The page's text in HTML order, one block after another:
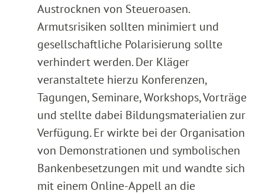
Austrocknen von Steueroasen.
Armutsrisiken sollten minimiert und
gesellschaftliche Polarisierung sollte
verhindert werden. Der Kläger
veranstaltete hierzu Konferenzen,
Tagungen, Seminare, Workshops, Vorträge
und stellte dabei Bildungsmaterialien zur
Verfügung. Er wirkte bei der Organisation
von Demonstrationen und symbolischen
Bankenbesetzungen mit und wandte sich
mit einem Online-Appell an die